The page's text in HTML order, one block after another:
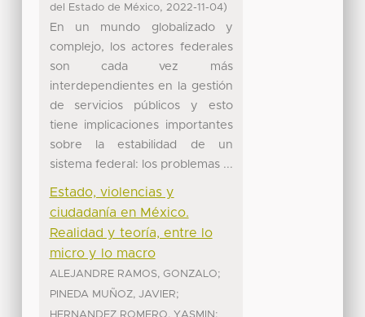
del Estado de México, 2022-11-04)
En un mundo globalizado y
complejo, los actores federales
son cada vez más
interdependientes en la gestión
de servicios públicos y esto
tiene implicaciones importantes
sobre la estabilidad de un
sistema federal: los problemas ...
Estado, violencias y
ciudadanía en México.
Realidad y teoría, entre lo
micro y lo macro
ALEJANDRE RAMOS, GONZALO;
PINEDA MUÑOZ, JAVIER;
HERNANDEZ ROMERO, YASMIN ;